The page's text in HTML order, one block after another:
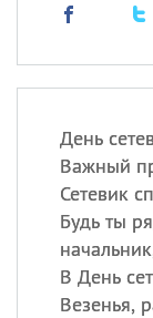
День
Важный
Сетевик
Будь ты
В День
Везенья,